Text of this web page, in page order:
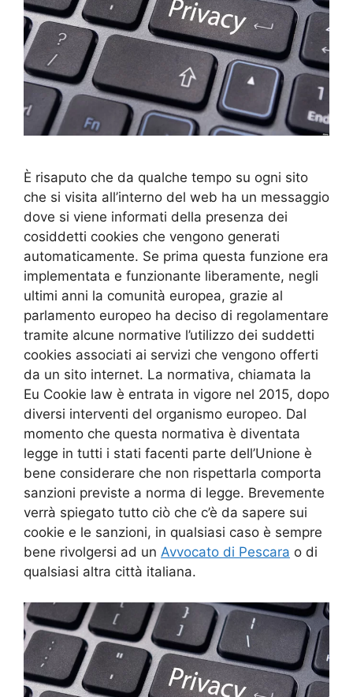
È risaputo che da qualche tempo su ogni sito
che si visita all’interno del web ha un messaggio
dove si viene informati della presenza dei
cosiddetti cookies che vengono generati
automaticamente. Se prima questa funzione era
implementata e funzionante liberamente, negli
ultimi anni la comunità europea, grazie al
parlamento europeo ha deciso di regolamentare
tramite alcune normative l’utilizzo dei suddetti
cookies associati ai servizi che vengono offerti
da un sito internet. La normativa, chiamata la
Eu Cookie law è entrata in vigore nel 2015, dopo
diversi interventi del organismo europeo. Dal
momento che questa normativa è diventata
legge in tutti i stati facenti parte dell’Unione è
bene considerare che non rispettarla comporta
sanzioni previste a norma di legge. Brevemente
verrà spiegato tutto ciò che c’è da sapere sui
cookie e le sanzioni, in qualsiasi caso è sempre
bene rivolgersi ad un Avvocato di Pescara o di
qualsiasi altra città italiana.